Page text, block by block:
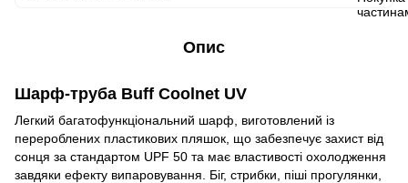
Опис
Шарф-труба Buff Coolnet UV
Легкий багатофункціональний шарф, виготовлений із
перероблених пластикових пляшок, що забезпечує захист від
сонця за стандартом UPF 50 та має властивості охолодження
завдяки ефекту випаровування. Біг, стрибки, піші прогулянки,